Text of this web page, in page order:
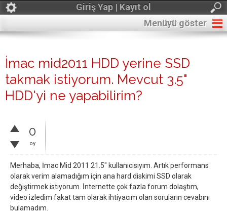
Giriş Yap | Kayıt ol
Menüyü göster
İmac mid2011 HDD yerine SSD
takmak istiyorum. Mevcut 3.5"
HDD'yi ne yapabilirim?
0
oy
Merhaba, İmac Mid 2011 21.5" kullanıcısıyım. Artık performans
olarak verim alamadığım için ana hard diskimi SSD olarak
değiştirmek istiyorum. İnternette çok fazla forum dolaştım,
video izledim fakat tam olarak ihtiyacım olan soruların cevabını
bulamadım.